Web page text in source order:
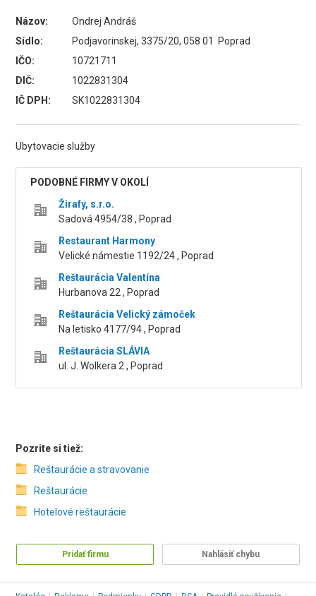
Názov:
Ondrej Andráš
Sídlo:
Podjavorinskej, 3375/20, 058 01 Poprad
IČO:
10721711
DIČ:
1022831304
IČ DPH:
SK1022831304
Ubytovacie služby
PODOBNÉ FIRMY V OKOLÍ
Žirafy, s.r.o.
Sadová 4954/38 , Poprad
Restaurant Harmony
Velické námestie 1192/24 , Poprad
Reštaurácia Valentína
Hurbanova 22 , Poprad
Reštaurácia Velický zámoček
Na letisko 4177/94 , Poprad
Reštaurácia SLÁVIA
ul. J. Wolkera 2 , Poprad
Pozrite si tiež:
Reštaurácie a stravovanie
Reštaurácie
Hotelové reštaurácie
Pridať firmu Nahlásiť chybu